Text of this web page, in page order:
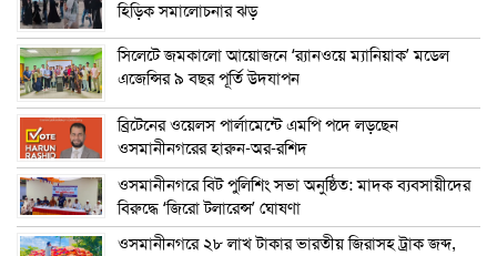
হিড়িক সমালোচনার ঝড়
সিলেটে জমকালো আয়োজনে ‘র‍্যানওয়ে ম্যানিয়াক’ মডেল
এজেন্সির ৯ বছর পূর্তি উদযাপন
ব্রিটেনের ওয়েলস পার্লামেন্টে এমপি পদে লড়ছেন
ওসমানীনগরের হারুন-অর-রশিদ
ওসমানীনগরে বিট পুলিশিং সভা অনুষ্ঠিত: মাদক ব্যবসায়ীদের
বিরুদ্ধে ‘জিরো টলারেন্স’ ঘোষণা
ওসমানীনগরে ২৮ লাখ টাকার ভারতীয় জিরাসহ ট্রাক জব্দ,